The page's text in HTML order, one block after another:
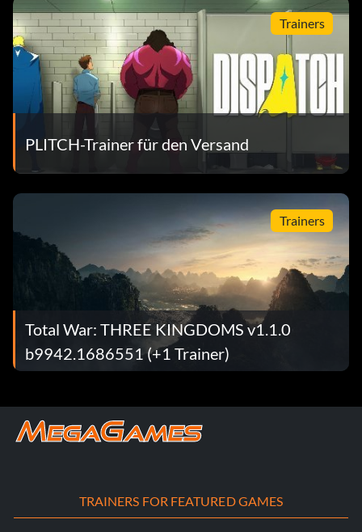
Trainers
PLITCH-Trainer für den Versand
Trainers
Total War: THREE KINGDOMS v1.1.0
b9942.1686551 (+1 Trainer)
TRAINERS FOR FEATURED GAMES